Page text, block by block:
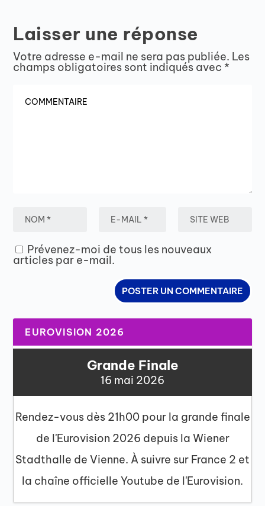
Laisser une réponse
Votre adresse e-mail ne sera pas publiée. Les
champs obligatoires sont indiqués avec *
Prévenez-moi de tous les nouveaux
articles par e-mail.
EUROVISION 2026
Grande Finale
16 mai 2026
Rendez-vous dès 21h00 pour la grande finale
de l'Eurovision 2026 depuis la Wiener
Stadthalle de Vienne. À suivre sur France 2 et
la chaîne officielle Youtube de l'Eurovision.